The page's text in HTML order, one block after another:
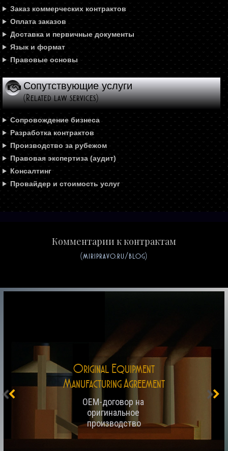
Заказ коммерческих контрактов
Оплата заказов
Доставка и первичные документы
Язык и формат
Правовые основы
Сопутствующие услуги
(Related law services)
Сопровождение бизнеса
Разработка контрактов
Производство за рубежом
Правовая экспертиза (аудит)
Консалтинг
Провайдер и стоимость услуг
Комментарии к контрактам
(miripravo.ru/blog)
Original Equipment
Manufacturing Agreement
OEM-договор на
оригинальное
производство